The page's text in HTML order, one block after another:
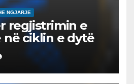
NGJARJE
regjistrimin e
ciklin e dytë
за
на студенти
студии за